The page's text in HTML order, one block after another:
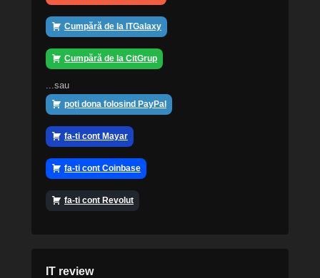
Cumpără de la ITGalaxy
Cumpără de la CitGrup
...sau
poți dona folosind PayPal
fa-ti cont Mayar
fa-ti cont Coinbase
fa-ti cont Revolut
IT review